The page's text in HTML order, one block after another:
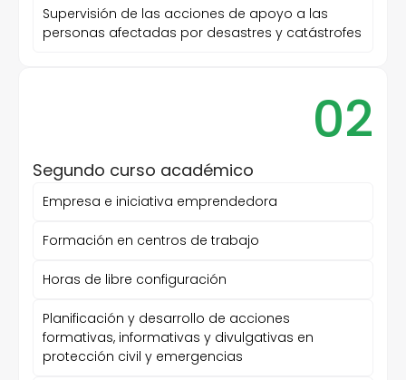
Supervisión de las acciones de apoyo a las
personas afectadas por desastres y catástrofes
02
Segundo curso académico
Empresa e iniciativa emprendedora
Formación en centros de trabajo
Horas de libre configuración
Planificación y desarrollo de acciones
formativas, informativas y divulgativas en
protección civil y emergencias